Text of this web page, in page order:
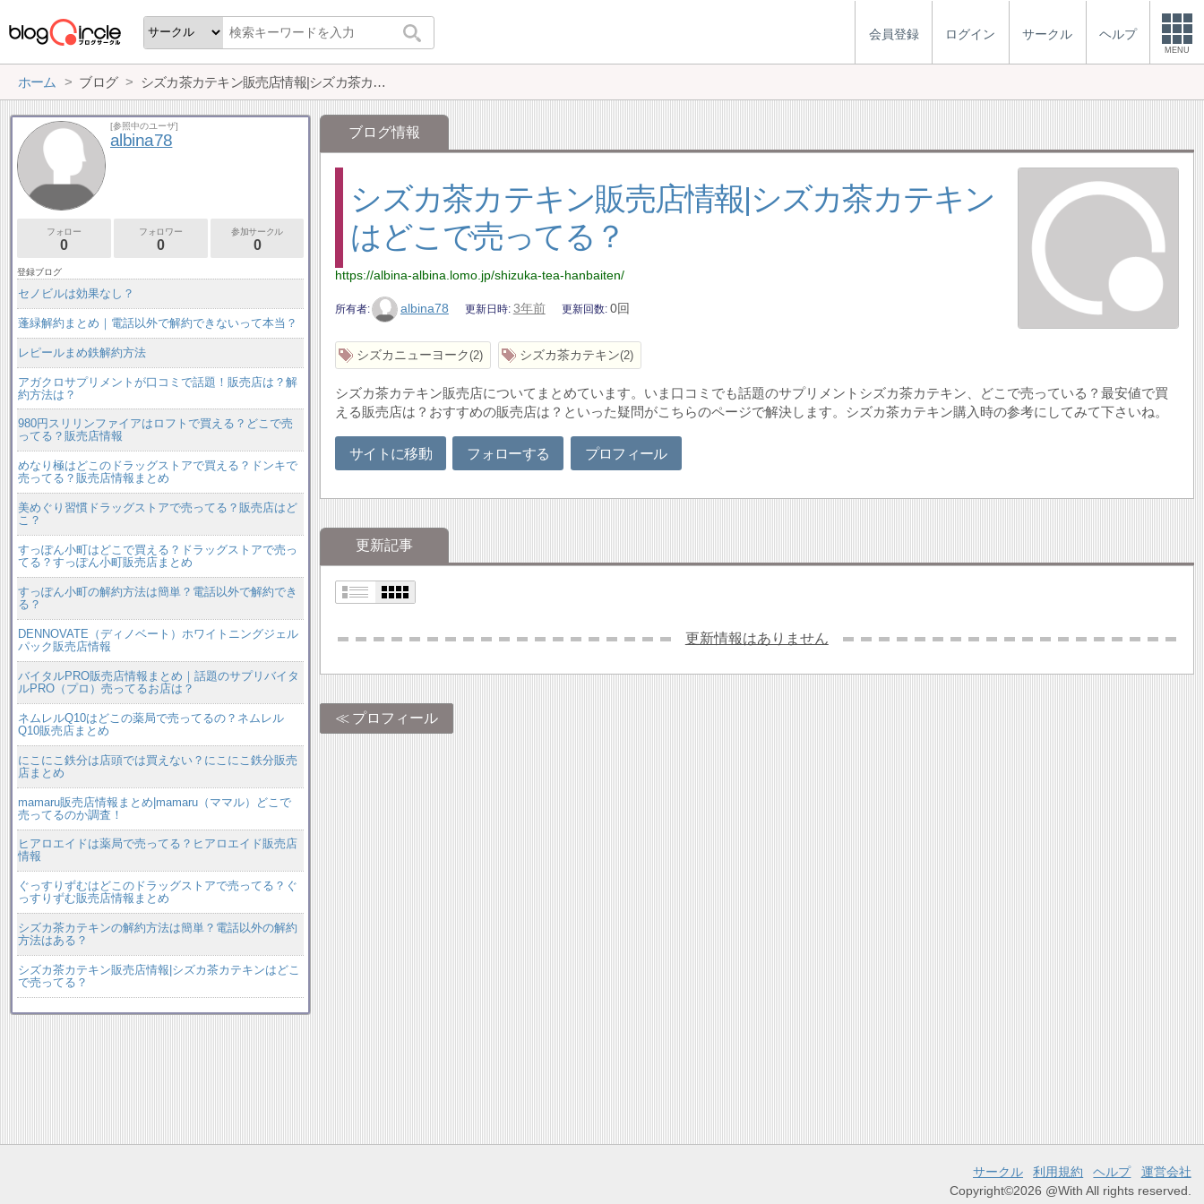
会員登録 ログイン サークル ヘルプ
MENU
ホーム ブログ シズカ茶カテキン販売店情報|シズカ茶カテキンはどこで売ってる？
ブログ情報
シズカ茶カテキン販売店情報|シズカ茶カテキン
はどこで売ってる？
https://albina-albina.lomo.jp/shizuka-tea-hanbaiten/
所有者 albina78 更新日時 3年前 更新回数 0回
シズカニューヨーク 2 シズカ茶カテキン 2
シズカ茶カテキン販売店についてまとめています。いま口コミでも話題のサプリメントシズカ茶カテキン、どこで売っている？最安値で買
える販売店は？おすすめの販売店は？といった疑問がこちらのページで解決します。シズカ茶カテキン購入時の参考にしてみて下さいね。
サイトに移動 フォローする プロフィール
更新記事
更新情報はありません
プロフィール
[参照中のユーザ]
albina78
フォロー
0
フォロワー
0
参加サークル
0
登録ブログ
セノビルは効果なし？
蓬緑解約まとめ｜電話以外で解約できないって本当？
レピールまめ鉄解約方法
アガクロサプリメントが口コミで話題！販売店は？解
約方法は？
980円スリリンファイアはロフトで買える？どこで売
ってる？販売店情報
めなり極はどこのドラッグストアで買える？ドンキで
売ってる？販売店情報まとめ
美めぐり習慣ドラッグストアで売ってる？販売店はど
こ？
すっぽん小町はどこで買える？ドラッグストアで売っ
てる？すっぽん小町販売店まとめ
すっぽん小町の解約方法は簡単？電話以外で解約でき
る？
DENNOVATE（ディノベート）ホワイトニングジェル
パック販売店情報
バイタルPRO販売店情報まとめ｜話題のサプリバイタ
ルPRO（プロ）売ってるお店は？
ネムレルQ10はどこの薬局で売ってるの？ネムレル
Q10販売店まとめ
にこにこ鉄分は店頭では買えない？にこにこ鉄分販売
店まとめ
mamaru販売店情報まとめ|mamaru（ママル）どこで
売ってるのか調査！
ヒアロエイドは薬局で売ってる？ヒアロエイド販売店
情報
ぐっすりずむはどこのドラッグストアで売ってる？ぐ
っすりずむ販売店情報まとめ
シズカ茶カテキンの解約方法は簡単？電話以外の解約
方法はある？
シズカ茶カテキン販売店情報|シズカ茶カテキンはどこ
で売ってる？
サークル 利用規約 ヘルプ
運営会社
Copyright©2026 @With All rights reserved.